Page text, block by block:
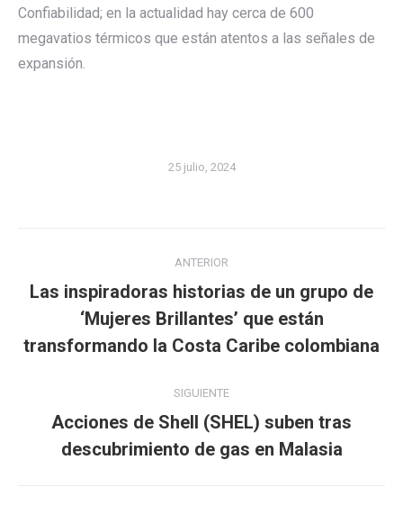
Confiabilidad; en la actualidad hay cerca de 600
megavatios térmicos que están atentos a las señales de
expansión.
25 julio, 2024
entre
publicaciones
ANTERIOR
Publicación
anterior:
Las inspiradoras historias de un grupo de
‘Mujeres Brillantes’ que están
transformando la Costa Caribe colombiana
SIGUIENTE
Publicación
siguiente:
Acciones de Shell (SHEL) suben tras
descubrimiento de gas en Malasia